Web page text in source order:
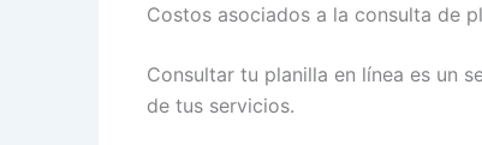
Costos asociados a la consulta de
Consultar tu planilla en línea es un
de tus servicios.